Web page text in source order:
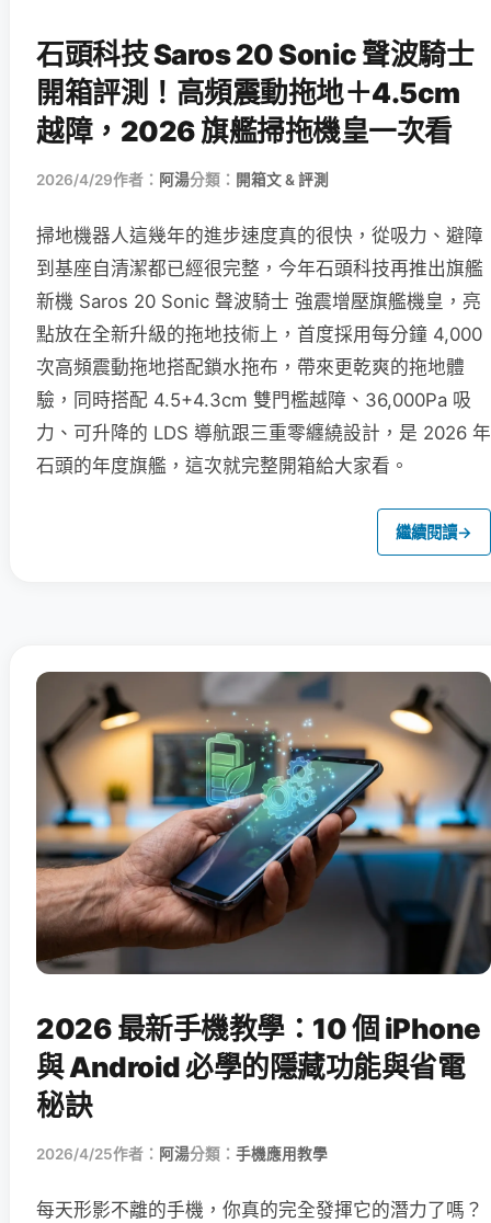
石頭科技 Saros 20 Sonic 聲波騎士
開箱評測！高頻震動拖地＋4.5cm
越障，2026 旗艦掃拖機皇一次看
2026/4/29作者： 阿湯分類： 開箱文 & 評測
掃地機器人這幾年的進步速度真的很快，從吸力、避障
到基座自清潔都已經很完整，今年石頭科技再推出旗艦
新機 Saros 20 Sonic 聲波騎士 強震增壓旗艦機皇，亮
點放在全新升級的拖地技術上，首度採用每分鐘 4,000
次高頻震動拖地搭配鎖水拖布，帶來更乾爽的拖地體
驗，同時搭配 4.5+4.3cm 雙門檻越障、36,000Pa 吸
力、可升降的 LDS 導航跟三重零纏繞設計，是 2026 年
石頭的年度旗艦，這次就完整開箱給大家看。
繼續閱讀→
2026 最新手機教學：10 個 iPhone
與 Android 必學的隱藏功能與省電
秘訣
2026/4/25作者： 阿湯分類： 手機應用教學
每天形影不離的手機，你真的完全發揮它的潛力了嗎？